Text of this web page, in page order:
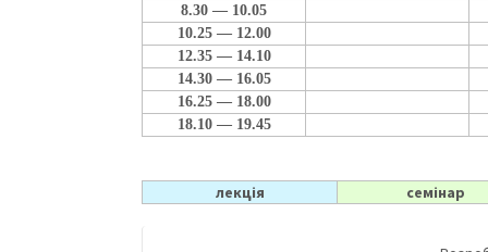
8.30 — 10.05
10.25 — 12.00
12.35 — 14.10
14.30 — 16.05
16.25 — 18.00
18.10 — 19.45
лекція семінар